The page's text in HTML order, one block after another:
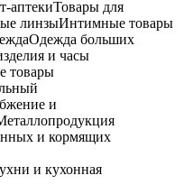
аптекиТовары для
линзыИнтимные товары
Одежда больших
и часы
товары
и
и кормящих
и кухонная